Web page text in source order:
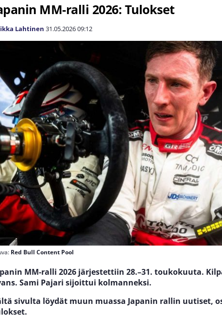
MM-ralli 2026: Tulokset
Lahtinen 31.05.202609:12
Red Bull Content Pool
MM-ralli 2026 järjestettiin 28.–31. toukokuuta.
Sami Pajari sijoittui kolmanneksi.
sivulta löydät muun muassa Japanin rallin uutiset,